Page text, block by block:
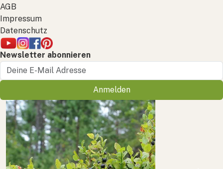
AGB
Impressum
Datenschutz
Newsletter abonnieren
Anmelden